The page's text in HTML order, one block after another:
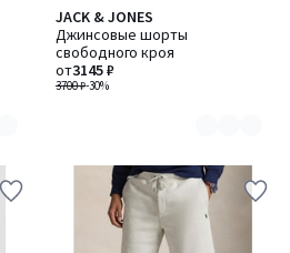
JACK & JONES
Джинсовые шорты
свободного кроя
3700 ₽-30%
от3145 ₽
Количество
цветов:
2